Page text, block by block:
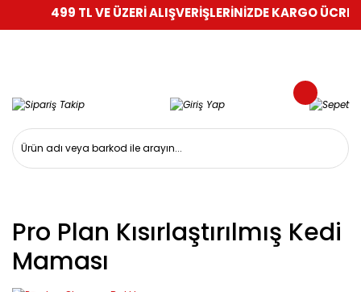
499 TL VE ÜZERİ ALIŞVERİŞLERİNİZDE KARGO
Pro Plan Kısırlaştırılmış Kedi
Maması